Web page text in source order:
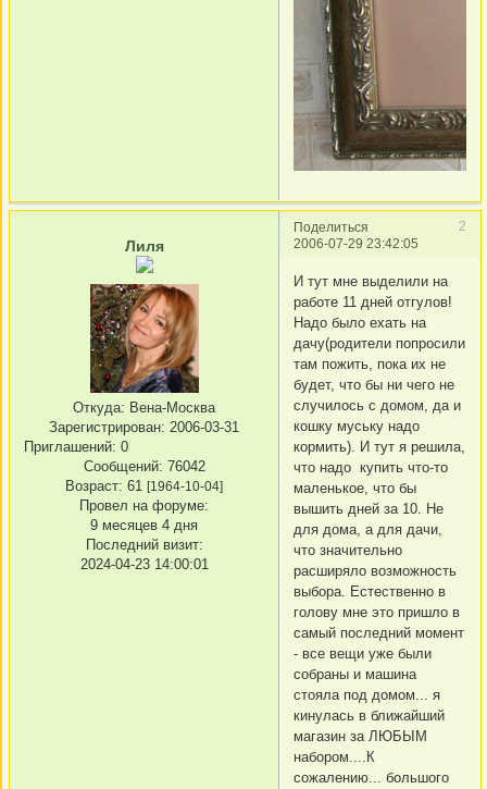
Поделиться
2
2006-07-29 23:42:05
Лиля
Откуда: Вена-Москва
Зарегистрирован: 2006-03-31
Приглашений: 0
Сообщений: 76042
Возраст: 61 [1964-10-04]
Провел на форуме:
9 месяцев 4 дня
Последний визит:
2024-04-23 14:00:01
И тут мне выделили на
работе 11 дней отгулов!
Надо было ехать на
дачу(родители попросили
там пожить, пока их не
будет, что бы ни чего не
случилось с домом, да и
кошку муську надо
кормить). И тут я решила,
что надо купить что-то
маленькое, что бы
вышить дней за 10. Не
для дома, а для дачи,
что значительно
расширяло возможность
выбора. Естественно в
голову мне это пришло в
самый последний момент
- все вещи уже были
собраны и машина
стояла под домом... я
кинулась в ближайший
магазин за ЛЮБЫМ
набором....К
сожалению... большого